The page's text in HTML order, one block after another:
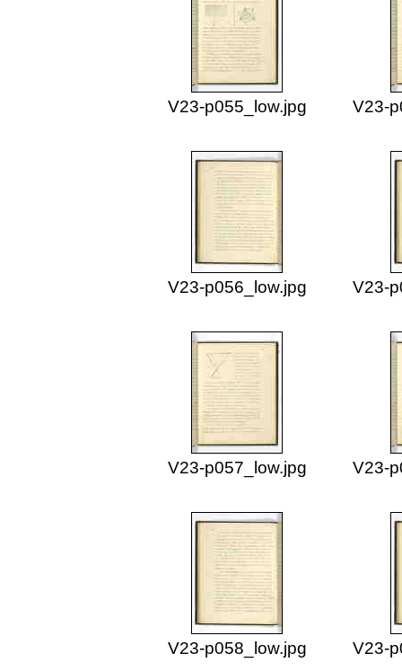
V23-p055_low.jpg V23-
V23-p056_low.jpg V23-
V23-p057_low.jpg V23-
V23-p058_low.jpg V23-